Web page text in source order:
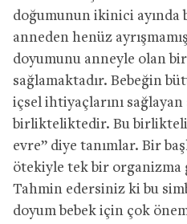
doğumunun ikinici ayında
anneden henüz
doyumunu anneyle olan
sağlamaktadır. Bebeğin
içsel ihtiyaçlarını
birlikteliktedir. Bu
evre” diye tanımlar. Bir
ötekiyle tek bir organizma
Tahmin edersiniz ki bu
doyum bebek için çok